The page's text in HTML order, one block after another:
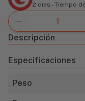
2 días - Tiempo
Descripción
Especificaciones
Peso